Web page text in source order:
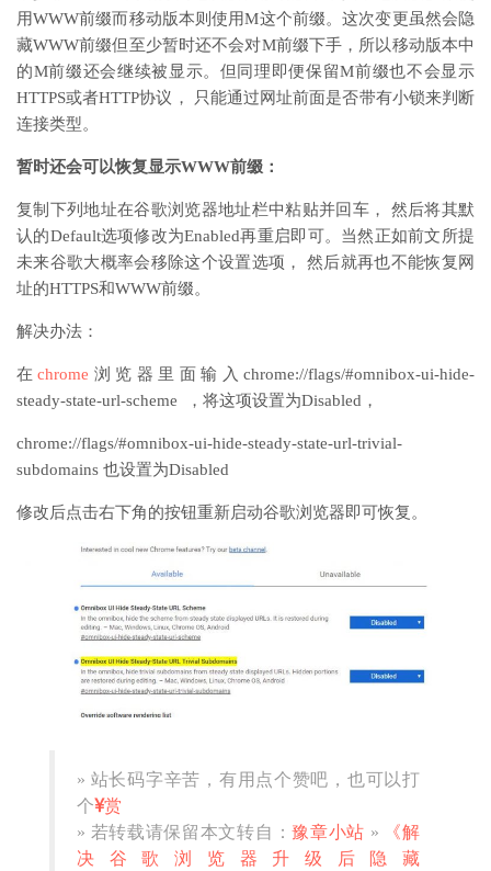
用WWW前缀而移动版本则使用M这个前缀。这次变更虽然会隐
藏WWW前缀但至少暂时还不会对M前缀下手，所以移动版本中
的M前缀还会继续被显示。但同理即便保留M前缀也不会显示
HTTPS或者HTTP协议， 只能通过网址前面是否带有小锁来判断
连接类型。
暂时还会可以恢复显示WWW前缀：
复制下列地址在谷歌浏览器地址栏中粘贴并回车， 然后将其默
认的Default选项修改为Enabled再重启即可。当然正如前文所提
未来谷歌大概率会移除这个设置选项， 然后就再也不能恢复网
址的HTTPS和WWW前缀。
解决办法：
在chrome 浏览器里面输入chrome://flags/#omnibox-ui-hide-
steady-state-url-scheme ，将这项设置为Disabled，
chrome://flags/#omnibox-ui-hide-steady-state-url-trivial-
subdomains 也设置为Disabled
修改后点击右下角的按钮重新启动谷歌浏览器即可恢复。
» 站长码字辛苦，有用点个赞吧，也可以打
个 赏
» 若转载请保留本文转自：豫章小站 »
《解
决谷歌浏览器升级后隐藏